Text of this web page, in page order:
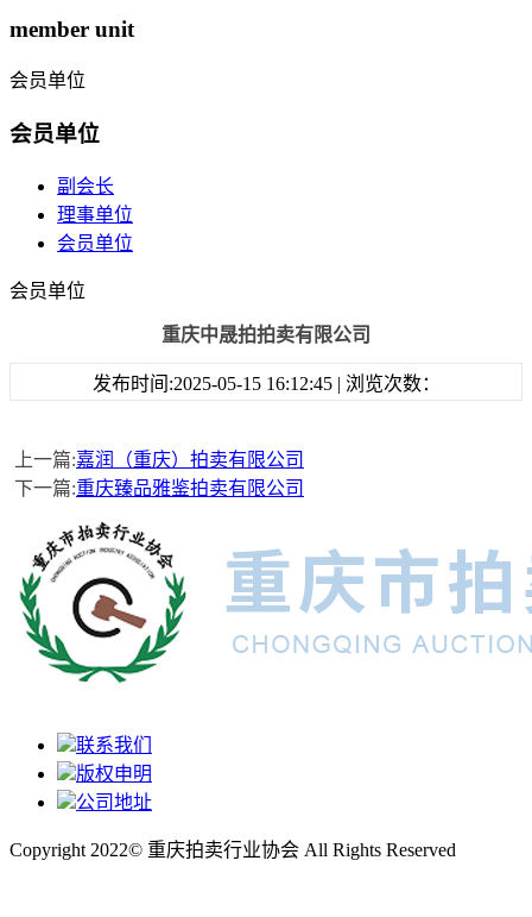
member unit
会员单位
会员单位
副会长
理事单位
会员单位
会员单位
重庆中晟拍拍卖有限公司
发布时间:2025-05-15 16:12:45 | 浏览次数：
上一篇:嘉润（重庆）拍卖有限公司
下一篇:重庆臻品雅鉴拍卖有限公司
联系我们
版权申明
公司地址
Copyright 2022© 重庆拍卖行业协会 All Rights Reserved